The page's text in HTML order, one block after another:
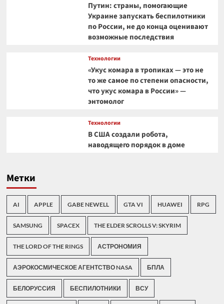
Путин: страны, помогающие
Украине запускать беспилотники
по России, не до конца оценивают
возможные последствия
Технологии
«Укус комара в тропиках — это не
то же самое по степени опасности,
что укус комара в России» —
энтомолог
Технологии
В США создали робота,
наводящего порядок в доме
Метки
AI APPLE GABE NEWELL GTA VI HUAWEI RPG
SAMSUNG SPACEX THE ELDER SCROLLS V: SKYRIM
THE LORD OF THE RINGS АСТРОНОМИЯ
АЭРОКОСМИЧЕСКОЕ АГЕНТСТВО NASA БПЛА
БЕЛОРУССИЯ БЕСПИЛОТНИКИ ВСУ